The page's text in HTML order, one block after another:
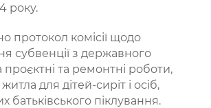
року.
протокол комісії щодо
субвенції з державного
та ремонтні роботи,
для дітей-сиріт і осіб,
батьківського піклування.